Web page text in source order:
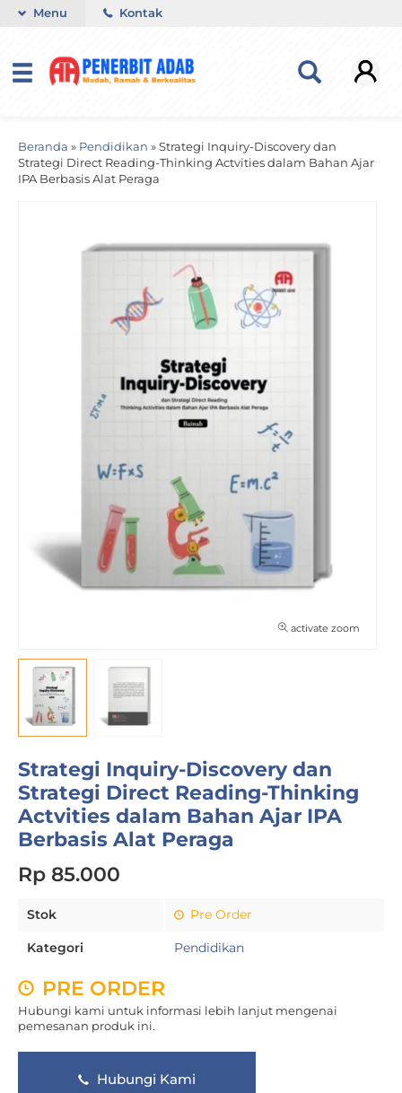
Menu Kontak
Beranda » Pendidikan » Strategi Inquiry-Discovery dan
Strategi Direct Reading-Thinking Actvities dalam Bahan Ajar
IPA Berbasis Alat Peraga
activate zoom
Strategi Inquiry-Discovery dan
Strategi Direct Reading-Thinking
Actvities dalam Bahan Ajar IPA
Berbasis Alat Peraga
Rp 85.000
Stok Pre Order
Kategori Pendidikan
PRE ORDER
Hubungi kami untuk informasi lebih lanjut mengenai
pemesanan produk ini.
Hubungi Kami